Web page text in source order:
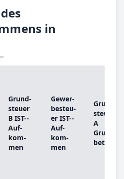
in
Grund­
steu­er
B IST-­
Auf­
kom­
men
Ge­wer­
be­steu­
er IST-­
Auf­
kom­
men
Grund­
steu­er
A
Grund­
be­trag